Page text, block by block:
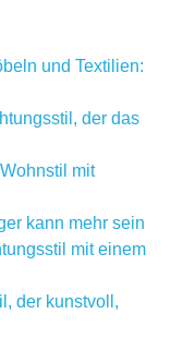
und Textilien:
der das
mit
kann mehr sein
mit einem
der kunstvoll,